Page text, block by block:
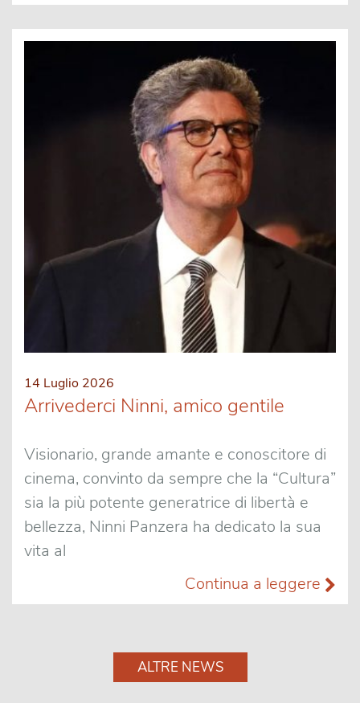
14 Luglio 2026
Arrivederci Ninni, amico gentile
Visionario, grande amante e conoscitore di
cinema, convinto da sempre che la “Cultura”
sia la più potente generatrice di libertà e
bellezza, Ninni Panzera ha dedicato la sua
vita al
Continua a leggere
ALTRE NEWS